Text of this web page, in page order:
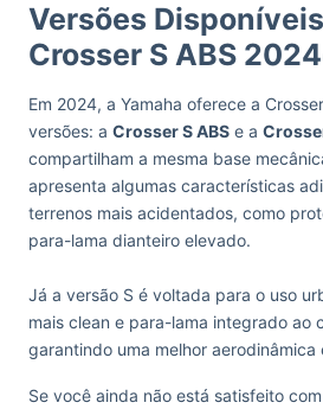
Versões
Crosser S ABS
Em 2024, a Yamaha oferece a
versões: a Crosser S ABS e a
compartilham a mesma base
apresenta algumas características
terrenos mais acidentados, como
para-lama dianteiro elevado.
Já a versão S é voltada para o uso
mais clean e para-lama integrado ao
garantindo uma melhor aerodinâmica
Se você ainda não está satisfeito